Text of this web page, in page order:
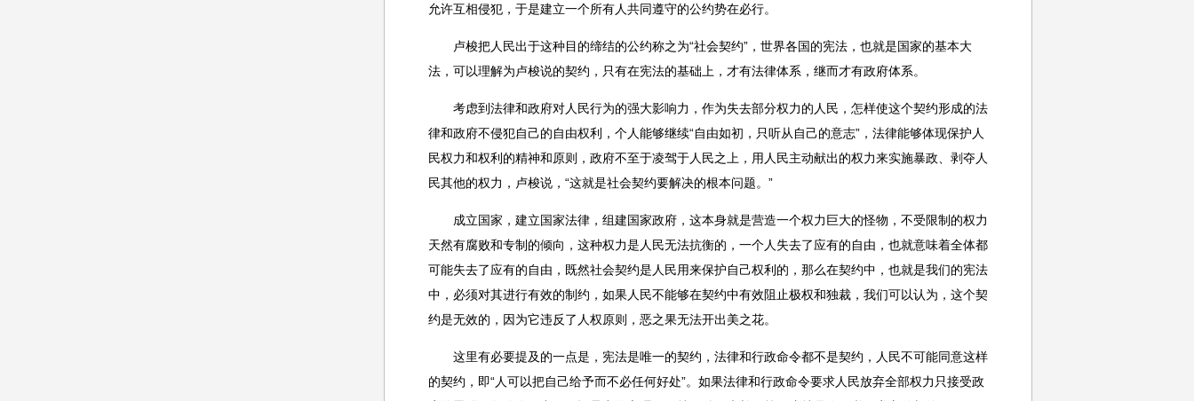
允许互相侵犯，于是建立一个所有人共同遵守的公约势在必行。
卢梭把人民出于这种目的缔结的公约称之为“社会契约”，世界各国的宪法，也就是国家的基本大
法，可以理解为卢梭说的契约，只有在宪法的基础上，才有法律体系，继而才有政府体系。
考虑到法律和政府对人民行为的强大影响力，作为失去部分权力的人民，怎样使这个契约形成的法
律和政府不侵犯自己的自由权利，个人能够继续“自由如初，只听从自己的意志”，法律能够体现保护人
民权力和权利的精神和原则，政府不至于凌驾于人民之上，用人民主动献出的权力来实施暴政、剥夺人
民其他的权力，卢梭说，“这就是社会契约要解决的根本问题。”
成立国家，建立国家法律，组建国家政府，这本身就是营造一个权力巨大的怪物，不受限制的权力
天然有腐败和专制的倾向，这种权力是人民无法抗衡的，一个人失去了应有的自由，也就意味着全体都
可能失去了应有的自由，既然社会契约是人民用来保护自己权利的，那么在契约中，也就是我们的宪法
中，必须对其进行有效的制约，如果人民不能够在契约中有效阻止极权和独裁，我们可以认为，这个契
约是无效的，因为它违反了人权原则，恶之果无法开出美之花。
这里有必要提及的一点是，宪法是唯一的契约，法律和行政命令都不是契约，人民不可能同意这样
的契约，即“人可以把自己给予而不必任何好处”。如果法律和行政命令要求人民放弃全部权力只接受政